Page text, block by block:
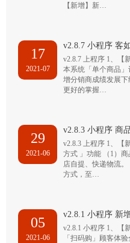
【新增】新…
17
2021-07
v2.8.7 小程序 客
v2.8.7 上程序 1、【
本系统「单个商品
增分销商成绩发展
更好的掌握…
29
2021-06
v2.8.3 小程序 商
v2.8.3 上程序 1、【
方式 」功能 （1）
店自提、快递物流
方式，至…
05
2021-06
v2.8.1 小程序 新
v2.8.1 小程序 1、【
「扫码购」顾客体